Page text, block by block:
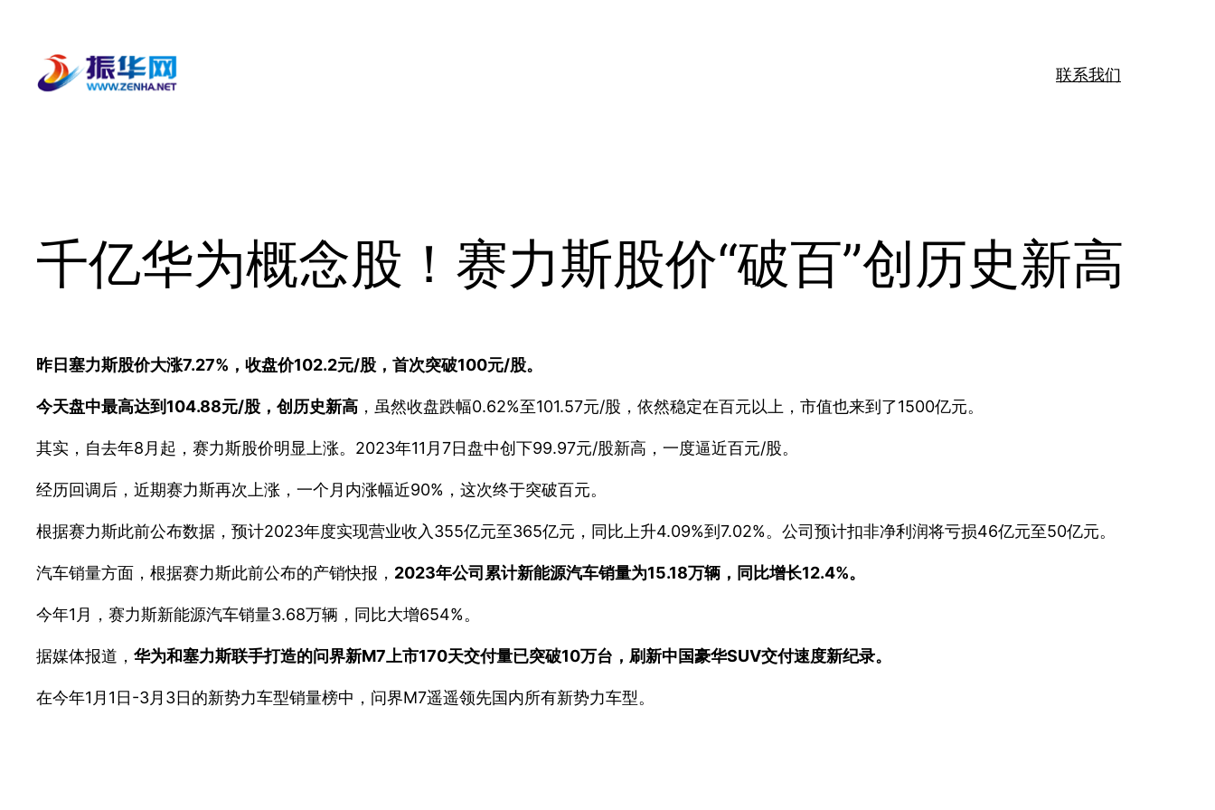
联系我们
千亿华为概念股！赛力斯股价“破百”创历史新高
昨日塞力斯股价大涨7.27%，收盘价102.2元/股，首次突破100元/股。
今天盘中最高达到104.88元/股，创历史新高 ，虽然收盘跌幅0.62%至101.57元/股，依然稳定在百元以上，市值也来到了1500亿元。
其实，自去年8月起，赛力斯股价明显上涨。2023年11月7日盘中创下99.97元/股新高，一度逼近百元/股。
经历回调后，近期赛力斯再次上涨，一个月内涨幅近90%，这次终于突破百元。
根据赛力斯此前公布数据，预计2023年度实现营业收入355亿元至365亿元，同比上升4.09%到7.02%。公司预计扣非净利润将亏损46亿元至50亿元。
汽车销量方面，根据赛力斯此前公布的产销快报， 2023年公司累计新能源汽车销量为15.18万辆，同比增长12.4%。
今年1月，赛力斯新能源汽车销量3.68万辆，同比大增654%。
据媒体报道， 华为和塞力斯联手打造的问界新M7上市170天交付量已突破10万台，刷新中国豪华SUV交付速度新纪录。
在今年1月1日-3月3日的新势力车型销量榜中，问界M7遥遥领先国内所有新势力车型。